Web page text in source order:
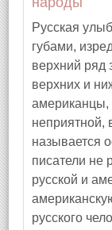
Русская
губами,
верхний ряд
верхних и
американцы,
неприятной,
называется
писатели не
русской и
русского